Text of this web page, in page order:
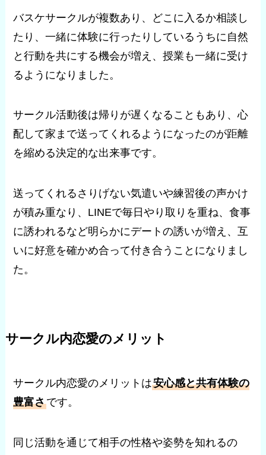
バスケサークルが複数あり、どこに入るか相談し
たり、一緒に体験に行ったりしているうちに自然
と行動を共にする機会が増え、授業も一緒に受け
るようになりました。
サークル活動後は帰りが遅くなることもあり、心
配して家まで送ってくれるようになったのが距離
を縮める決定的な出来事です。
送ってくれるさりげない気遣いや練習後の声かけ
が積み重なり、LINEで毎日やり取りを重ね、食事
に誘われるなど明らかにデートの誘いが増え、互
いに好意を確かめ合って付き合うことになりまし
た。
サークル内恋愛のメリット
サークル内恋愛のメリットは安心感と共有体験の
豊富さです。
同じ活動を通じて相手の性格や姿勢を知れるの